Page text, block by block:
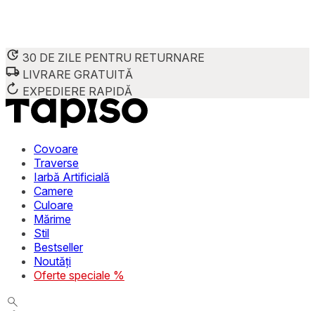
30 DE ZILE PENTRU RETURNARE
LIVRARE GRATUITĂ
EXPEDIERE RAPIDĂ
Covoare
Traverse
Iarbă Artificială
Camere
Culoare
Mărime
Stil
Bestseller
Noutăți
Oferte speciale %
Folosim cookie-uri pentru a personaliza conținutul și
Împărtășim informații despre modul în care utilizezi
combina aceste informații cu alte date primite de la tine
stochează date care permit identificarea persoanei.
preferată sau regiunea în care se află utilizatorul.
Statistică